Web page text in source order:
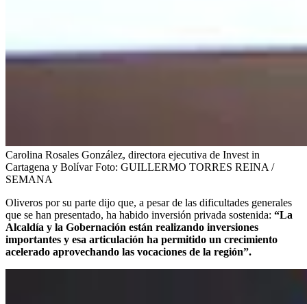
Carolina Rosales González, directora ejecutiva de Invest in
Cartagena y BolívarFoto: GUILLERMO TORRES REINA /
SEMANA
Oliveros por su parte dijo que, a pesar de las dificultades generales
que se han presentado, ha habido inversión privada sostenida: “La
Alcaldía y la Gobernación están realizando inversiones
importantes y esa articulación ha permitido un crecimiento
acelerado aprovechando las vocaciones de la región”.